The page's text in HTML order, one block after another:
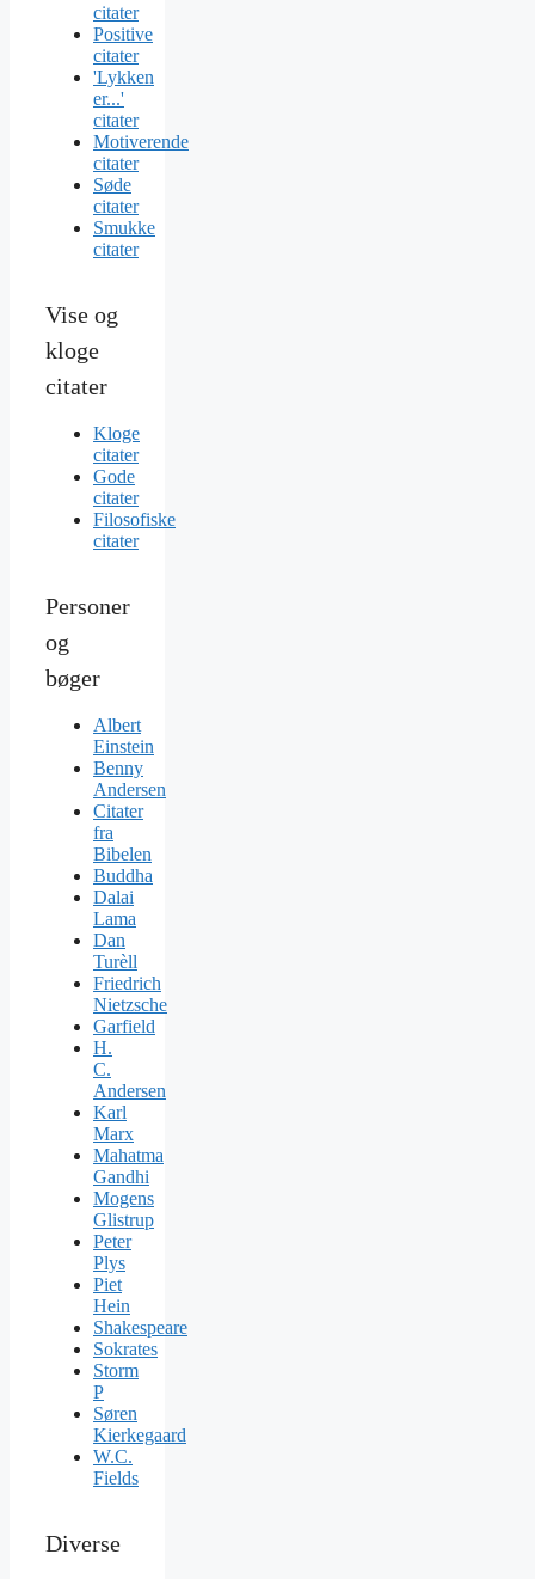
citater
Positive
citater
'Lykken
er...'
citater
Motiverende
citater
Søde
citater
Smukke
citater
Vise og
kloge
citater
Kloge
citater
Gode
citater
Filosofiske
citater
Personer
og
bøger
Albert
Einstein
Benny
Andersen
Citater
fra
Bibelen
Buddha
Dalai
Lama
Dan
Turèll
Friedrich
Nietzsche
Garfield
H.
C.
Andersen
Karl
Marx
Mahatma
Gandhi
Mogens
Glistrup
Peter
Plys
Piet
Hein
Shakespeare
Sokrates
Storm
P
Søren
Kierkegaard
W.C.
Fields
Diverse